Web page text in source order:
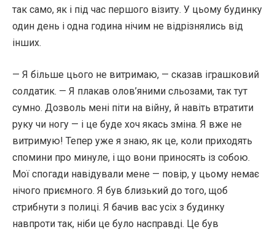
так само, як і під час першого візиту. У цьому будинку
один день і одна година нічим не відрізнялись від
інших.
— Я більше цього не витримаю, — сказав іграшковий
солдатик. — Я плакав олов’яними сльозами, так тут
сумно. Дозволь мені піти на війну, й навіть втратити
руку чи ногу — і це буде хоч якась зміна. Я вже не
витримую! Тепер уже я знаю, як це, коли приходять
спомини про минуле, і що вони приносять із собою.
Мої спогади навідували мене — повір, у цьому немає
нічого приємного. Я був близький до того, щоб
стрибнути з полиці. Я бачив вас усіх з будинку
навпроти так, ніби це було насправді. Це був